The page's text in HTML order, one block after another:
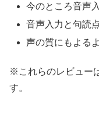
今のところ音声
音声入力と句読
声の質にもよる
※これらのレビュー
す。